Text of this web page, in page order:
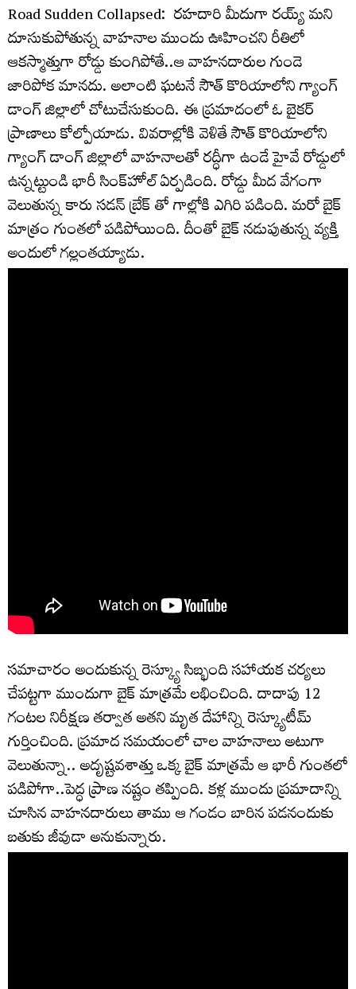
Road Sudden Collapsed: రహదారి మీదుగా రయ్య్ మని
దూసుకుపోతున్న వాహనాల ముందు ఊహించని రీతిలో
ఆకస్మాత్తుగా రోడ్డు కుంగిపోతే..ఆ వాహనదారుల గుండె
జారిపోక మానదు. అలాంటి ఘటనే సౌత్ కొరియాలోని గ్యాంగ్
డాంగ్ జిల్లాలో చోటుచేసుకుంది. ఈ ప్రమాదంలో ఓ బైకర్
ప్రాణాలు కోల్పోయాడు. వివరాల్లోకి వెళితే సౌత్ కొరియాలోని
గ్యాంగ్ డాంగ్ జిల్లాలో వాహనాలతో రద్ధీగా ఉండే హైవే రోడ్డులో
ఉన్నట్టుండి భారీ సింక్‌హోల్ ఏర్పడింది. రోడ్డు మీద వేగంగా
వెలుతున్న కారు సడన్ బ్రేక్ తో గాల్లోకి ఎగిరి పడింది. మరో బైక్
మాత్రం గుంతలో పడిపోయింది. దీంతో బైక్ నడుపుతున్న వ్యక్తి
అందులో గల్లంతయ్యాడు.
సమాచారం అందుకున్న రెస్క్యూ సిబ్భంది సహాయక చర్యలు
చేపట్టగా ముందుగా బైక్ మాత్రమే లభించింది. దాదాపు 12
గంటల నిరీక్షణ తర్వాత అతని మృత దేహాన్ని రెస్క్యూటీమ్
గుర్తించింది. ప్రమాద సమయంలో చాల వాహనాలు అటుగా
వెలుతున్నా.. అదృష్టవశాత్తు ఒక్క బైక్ మాత్రమే ఆ భారీ గుంతలో
పడిపోగా..పెద్ధ ప్రాణ నష్టం తప్పింది. కళ్ల ముందు ప్రమాదాన్ని
చూసిన వాహనదారులు తాము ఆ గండం బారిన పడనందుకు
బతుకు జీవుడా అనుకున్నారు.